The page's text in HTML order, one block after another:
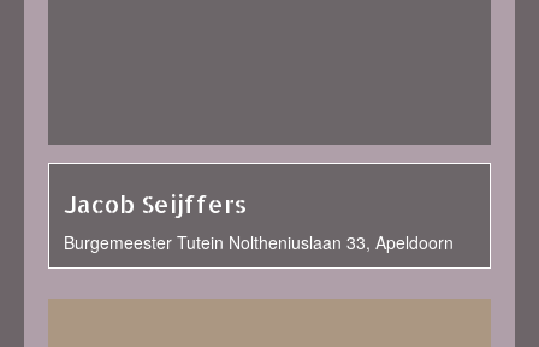
Jacob Seijffers
Burgemeester Tutein Noltheniuslaan 33, Apeldoorn